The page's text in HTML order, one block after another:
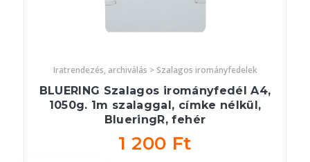
Iratrendezés, archiválás > Szalagos irományfedelek
BLUERING Szalagos irományfedél A4,
1050g. 1m szalaggal, címke nélkül,
BlueringR, fehér
1 200 Ft